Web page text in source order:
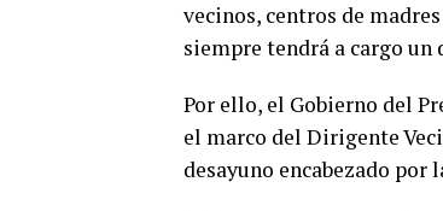
vecinos, centros de
siempre tendrá a cargo
Por ello, el Gobierno del
el marco del Dirigente
desayuno encabezado